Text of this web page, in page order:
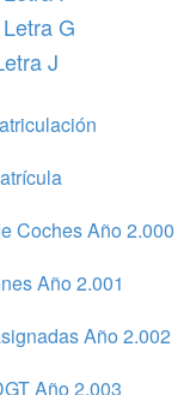
G
J
Coches Año 2.000
Año 2.001
Año 2.002
Año 2.003